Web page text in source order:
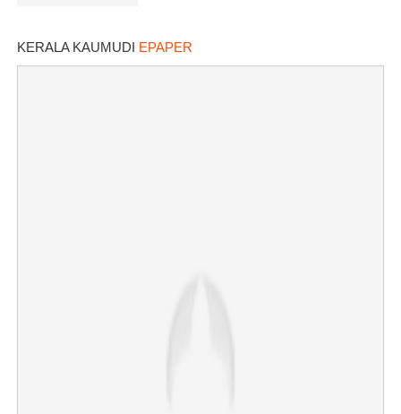
KERALA KAUMUDI EPAPER